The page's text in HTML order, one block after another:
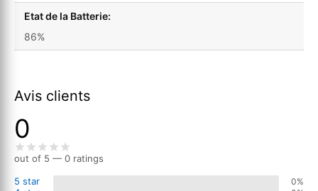
Etat de la Batterie:
86%
Avis clients
0
out of 5 — 0 ratings
5 star
0%